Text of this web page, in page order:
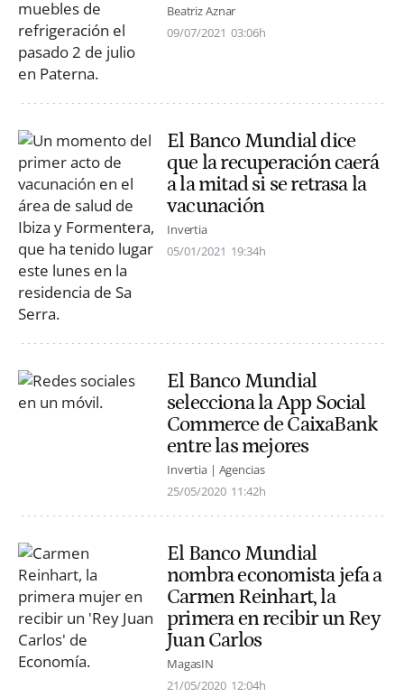
Beatriz Aznar
09/07/2021 03:06h
El Banco Mundial dice
que la recuperación caerá
a la mitad si se retrasa la
vacunación
Invertia
05/01/2021 19:34h
El Banco Mundial
selecciona la App Social
Commerce de CaixaBank
entre las mejores
Invertia | Agencias
25/05/2020 11:42h
El Banco Mundial
nombra economista jefa a
Carmen Reinhart, la
primera en recibir un Rey
Juan Carlos
MagasIN
21/05/2020 12:04h